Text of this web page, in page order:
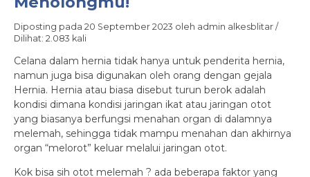
Diposting pada 20 September 2023 oleh admin alkesblitar /
Dilihat: 2.083 kali
Celana dalam hernia tidak hanya untuk penderita hernia,
namun juga bisa digunakan oleh orang dengan gejala
Hernia. Hernia atau biasa disebut turun berok adalah
kondisi dimana kondisi jaringan ikat atau jaringan otot
yang biasanya berfungsi menahan organ di dalamnya
melemah, sehingga tidak mampu menahan dan akhirnya
organ “melorot” keluar melalui jaringan otot.
Kok bisa sih otot melemah ? ada beberapa faktor yang